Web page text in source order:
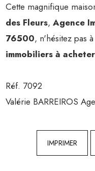
Cette magnifique
des Fleurs,Agence
76500, n'hésitez pas
immobiliers à acheter
Réf. 7092
Valérie BARREIROS
IMPRIMER